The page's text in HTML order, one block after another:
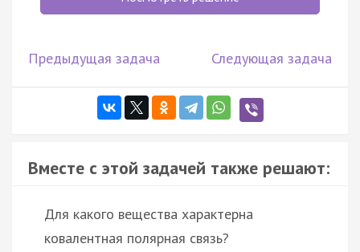
Предыдущая задача Следующая задача
Вместе с этой задачей также решают:
Для какого вещества характерна
ковалентная полярная связь?